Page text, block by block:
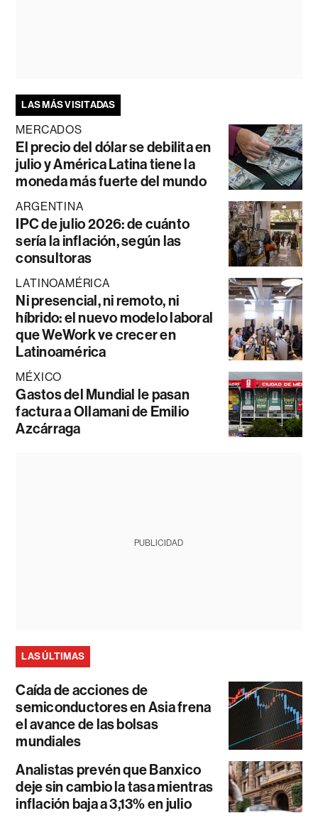
LAS MÁS VISITADAS
MERCADOS
El precio del dólar se debilita en
julio y América Latina tiene la
moneda más fuerte del mundo
ARGENTINA
IPC de julio 2026: de cuánto
sería la inflación, según las
consultoras
LATINOAMÉRICA
Ni presencial, ni remoto, ni
híbrido: el nuevo modelo laboral
que WeWork ve crecer en
Latinoamérica
MÉXICO
Gastos del Mundial le pasan
factura a Ollamani de Emilio
Azcárraga
PUBLICIDAD
LAS ÚLTIMAS
Caída de acciones de
semiconductores en Asia frena
el avance de las bolsas
mundiales
Analistas prevén que Banxico
deje sin cambio la tasa mientras
inflación baja a 3,13% en julio